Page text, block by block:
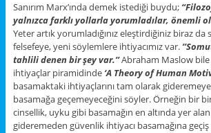
Sanırım Marx’ında demek istediği buydu;
yalnızca farklı yollarla yorumladılar, önemli
Yeter artık yorumladığınız eleştirdiğiniz biraz da
felsefeye, yeni söylemlere ihtiyacımız var.
tahlili denen bir şey var.’’Abraham Maslow bile
ihtiyaçlar piramidinde ‘A Theory of Human
basamaktaki ihtiyaçlarını tam olarak
basamağa geçemeyeceğini söyler. Örneğin bir
cinsellik, uyku gibi basamağın en altında yer
gideremeden güvenlik ihtiyacı basamağına